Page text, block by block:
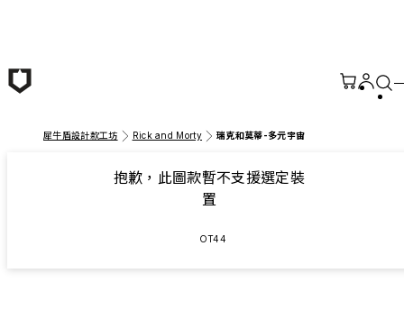
犀牛盾設計款工坊 Rick and Morty 瑞克和莫蒂-多元宇宙
抱歉，此圖款暫不支援選定裝
置
OT44